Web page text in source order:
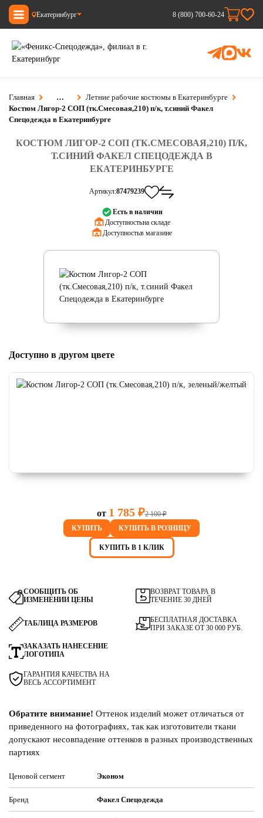
Екатеринбург 8 (800) 700-60-24
Главная …
Летние рабочие костюмы в Екатеринбурге
Костюм Лигор-2 СОП (тк.Смесовая,210) п/к, т.синий Факел
Спецодежда в Екатеринбурге
КОСТЮМ ЛИГОР-2 СОП (ТК.СМЕСОВАЯ,210) П/К,
Т.СИНИЙ ФАКЕЛ СПЕЦОДЕЖДА В
ЕКАТЕРИНБУРГЕ
Артикул:87479239
Есть в наличии
Доступность:на складе
Доступность:в магазине
Доступно в другом цвете
от 1 785 ₽2 100 ₽
КУПИТЬ
КУПИТЬ В РОЗНИЦУ
КУПИТЬ В 1 КЛИК
СООБЩИТЬ ОБ
ИЗМЕНЕНИИ ЦЕНЫ
ВОЗВРАТ ТОВАРА В
ТЕЧЕНИЕ 30 ДНЕЙ
ТАБЛИЦА РАЗМЕРОВ
ЗАКАЗАТЬ НАНЕСЕНИЕ
ЛОГОТИПА
ГАРАНТИЯ КАЧЕСТВА НА
ВЕСЬ АССОРТИМЕНТ
БЕСПЛАТНАЯ ДОСТАВКА
ПРИ ЗАКАЗЕ ОТ 30 000 РУБ.
Обратите внимание! Оттенок изделий может отличаться от
приведенного на фотографиях, так как изготовители ткани
допускают несовпадение оттенков в разных производственных
партиях
Ценовой сегмент Эконом
Бренд Факел Спецодежда